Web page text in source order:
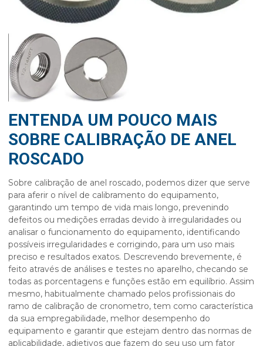
ENTENDA UM POUCO MAIS
SOBRE CALIBRAÇÃO DE ANEL
ROSCADO
Sobre calibração de anel roscado, podemos dizer que serve
para aferir o nível de calibramento do equipamento,
garantindo um tempo de vida mais longo, prevenindo
defeitos ou medições erradas devido à irregularidades ou
analisar o funcionamento do equipamento, identificando
possíveis irregularidades e corrigindo, para um uso mais
preciso e resultados exatos. Descrevendo brevemente, é
feito através de análises e testes no aparelho, checando se
todas as porcentagens e funções estão em equilíbrio. Assim
mesmo, habitualmente chamado pelos profissionais do
ramo de calibração de cronometro, tem como característica
da sua empregabilidade, melhor desempenho do
equipamento e garantir que estejam dentro das normas de
aplicabilidade, adjetivos que fazem do seu uso um fator